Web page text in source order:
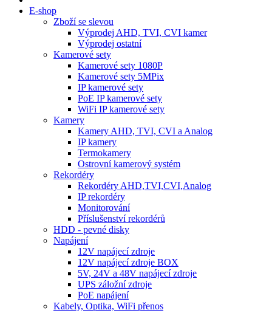
E-shop
Zboží se slevou
Výprodej AHD, TVI, CVI kamer
Výprodej ostatní
Kamerové sety
Kamerové sety 1080P
Kamerové sety 5MPix
IP kamerové sety
PoE IP kamerové sety
WiFi IP kamerové sety
Kamery
Kamery AHD, TVI, CVI a Analog
IP kamery
Termokamery
Ostrovní kamerový systém
Rekordéry
Rekordéry AHD,TVI,CVI,Analog
IP rekordéry
Monitorování
Příslušenství rekordérů
HDD - pevné disky
Napájení
12V napájecí zdroje
12V napájecí zdroje BOX
5V, 24V a 48V napájecí zdroje
UPS záložní zdroje
PoE napájení
Kabely, Optika, WiFi přenos